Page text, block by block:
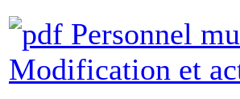
Personnel
Modification et